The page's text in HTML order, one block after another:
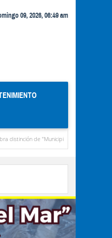
09, 2026, 06:49 am
de "Municipio Modelo de Venezuela"